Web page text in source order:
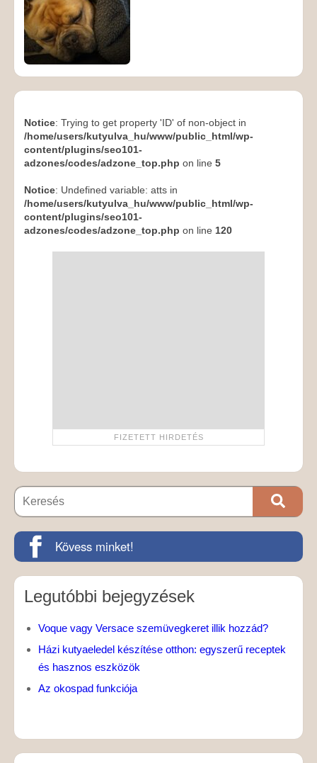
Notice: Trying to get property 'ID' of non-object in
/home/users/kutyulva_hu/www/public_html/wp-
content/plugins/seo101-
adzones/codes/adzone_top.php on line 5
Notice: Undefined variable: atts in
/home/users/kutyulva_hu/www/public_html/wp-
content/plugins/seo101-
adzones/codes/adzone_top.php on line 120
Kövess minket!
Legutóbbi bejegyzések
Voque vagy Versace szemüvegkeret illik hozzád?
Házi kutyaeledel készítése otthon: egyszerű receptek
és hasznos eszközök
Az okospad funkciója